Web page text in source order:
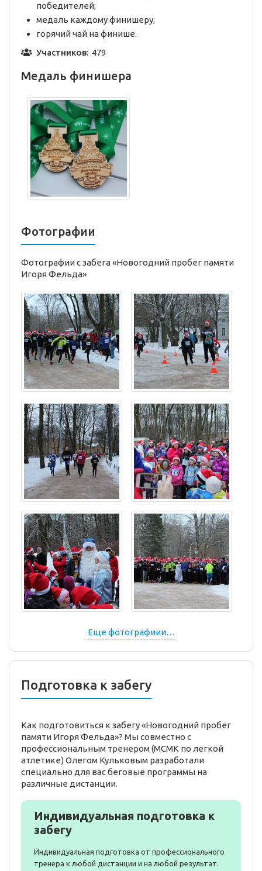
победителей;
медаль каждому финишеру;
горячий чай на финише.
Участников: 479
Медаль финишера
Фотографии
Фотографии с забега «Новогодний пробег памяти
Игоря Фельда»
Еще фотографиии…
Подготовка к забегу
Как подготовиться к забегу «Новогодний пробег
памяти Игоря Фельда»? Мы совместно с
профессиональным тренером (МСМК по легкой
атлетике) Олегом Кульковым разработали
специально для вас беговые программы на
различные дистанции.
Индивидуальная подготовка к
забегу
Индивидуальная подготовка от профессионального
тренера к любой дистанции и на любой результат.